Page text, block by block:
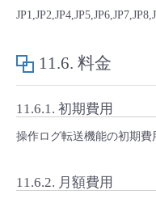
11.6. 料金
11.6.1. 初期費用
操作ログ転送機能の初期費
11.6.2. 月額費用